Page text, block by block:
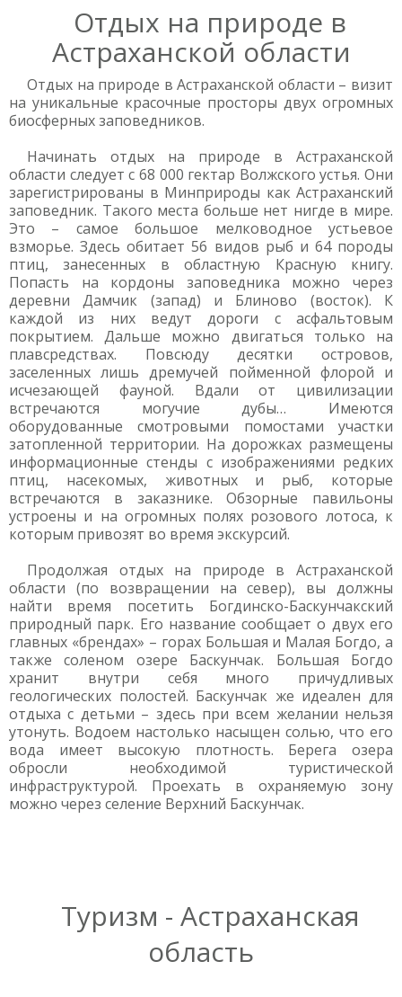
Отдых на природе в
Астраханской области
Отдых на природе в Астраханской области – визит
на уникальные красочные просторы двух огромных
биосферных заповедников.
Начинать отдых на природе в Астраханской
области следует с 68 000 гектар Волжского устья. Они
зарегистрированы в Минприроды как Астраханский
заповедник. Такого места больше нет нигде в мире.
Это – самое большое мелководное устьевое
взморье. Здесь обитает 56 видов рыб и 64 породы
птиц, занесенных в областную Красную книгу.
Попасть на кордоны заповедника можно через
деревни Дамчик (запад) и Блиново (восток). К
каждой из них ведут дороги с асфальтовым
покрытием. Дальше можно двигаться только на
плавсредствах. Повсюду десятки островов,
заселенных лишь дремучей пойменной флорой и
исчезающей фауной. Вдали от цивилизации
встречаются могучие дубы… Имеются
оборудованные смотровыми помостами участки
затопленной территории. На дорожках размещены
информационные стенды с изображениями редких
птиц, насекомых, животных и рыб, которые
встречаются в заказнике. Обзорные павильоны
устроены и на огромных полях розового лотоса, к
которым привозят во время экскурсий.
Продолжая отдых на природе в Астраханской
области (по возвращении на север), вы должны
найти время посетить Богдинско-Баскунчакский
природный парк. Его название сообщает о двух его
главных «брендах» – горах Большая и Малая Богдо, а
также соленом озере Баскунчак. Большая Богдо
хранит внутри себя много причудливых
геологических полостей. Баскунчак же идеален для
отдыха с детьми – здесь при всем желании нельзя
утонуть. Водоем настолько насыщен солью, что его
вода имеет высокую плотность. Берега озера
обросли необходимой туристической
инфраструктурой. Проехать в охраняемую зону
можно через селение Верхний Баскунчак.
Туризм - Астраханская
область